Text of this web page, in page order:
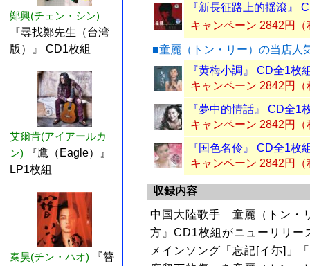
鄭興(チェン・シン)
『尋找鄭先生（台湾
版）』 CD1枚組
艾爾肯(アイアールカ
ン)
『鷹（Eagle）』
LP1枚組
秦昊(チン・ハオ)
『簪
『新長征路上的揺滾』
キャンペーン 2842円（
■童麗（トン・リー）の当店人
『黄梅小調』 CD全1枚
キャンペーン 2842円（
『夢中的情話』 CD全1
キャンペーン 2842円（
『国色名伶』 CD全1枚
キャンペーン 2842円（
収録内容
中国大陸歌手 童麗（トン・
方』CD1枚組がニューリリー
メインソング「忘記[イ尓]」